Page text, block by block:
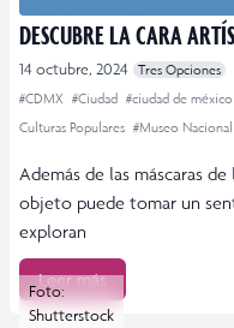
DESCUBRE LA CARA
14 octubre, 2024
Tres Opciones
#CDMX #Ciudad #ciudad de méxico
Culturas Populares #Museo
Además de las máscaras
objeto puede tomar un
exploran
Leer más
Foto:
Shutterstock